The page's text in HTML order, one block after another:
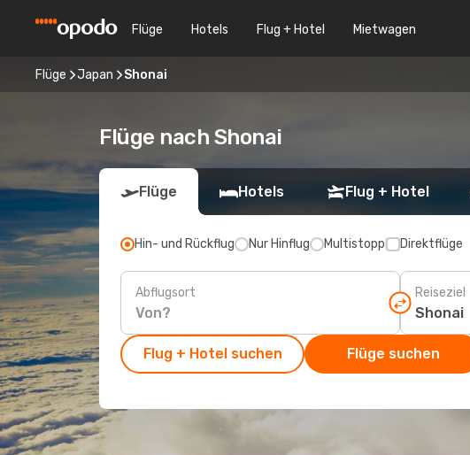
Flüge Hotels Flug + Hotel Mietwagen
Flüge Japan Shonai
Flüge nach Shonai
Flüge Hotels Flug + Hotel
Hin- und Rückflug Nur Hinflug Multistopp Direktflüge
Abflugsort Reiseziel
Flug + Hotel suchen Flüge suchen